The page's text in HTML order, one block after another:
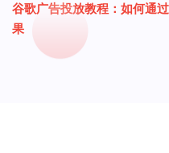
谷歌广告投放教程：如何通
果